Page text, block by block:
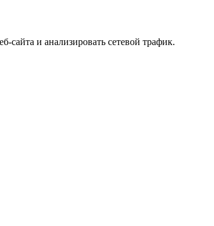
и анализировать сетевой трафик.